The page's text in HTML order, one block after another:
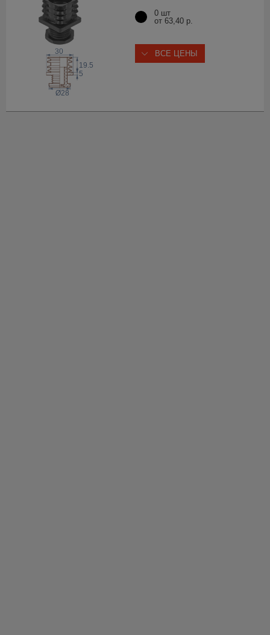
Ø28
5
19.5
30
0 шт
от 63,40 р.
ВСЕ ЦЕНЫ